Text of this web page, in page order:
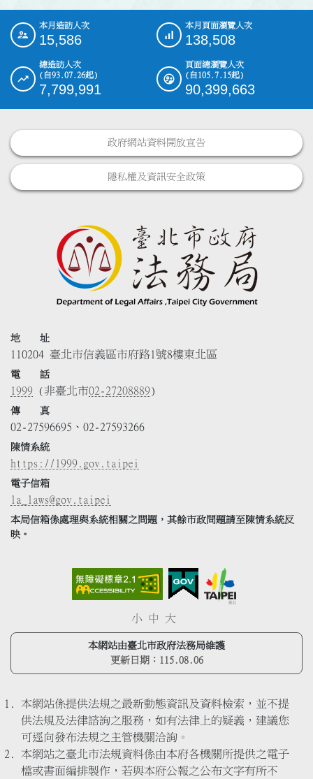
::: 本月造訪人次
15,586
本月頁面瀏覽人次
138,508
總造訪人次
(自93.07.26起)
7,799,991
頁面總瀏覽人次
(自105.7.15起)
90,399,663
政府網站資料開放宣告
隱私權及資訊安全政策
地 址
110204 臺北市信義區市府路1號8樓東北區
電 話
1999 (非臺北市02-27208889)
傳 真
02-27596695、02-27593266
陳情系統
https://1999.gov.taipei
電子信箱
la_laws@gov.taipei
本局信箱係處理與系統相關之問題，其餘市政問題請至陳情系統反
映。
小 中 大
本網站由臺北市政府法務局維護
更新日期： 115.08.06
本網站係提供法規之最新動態資訊及資料檢索，並不提
供法規及法律諮詢之服務，如有法律上的疑義，建議您
可逕向發布法規之主管機關洽詢。
本網站之臺北市法規資料係由本府各機關所提供之電子
檔或書面編排製作，若與本府公報之公布文字有所不